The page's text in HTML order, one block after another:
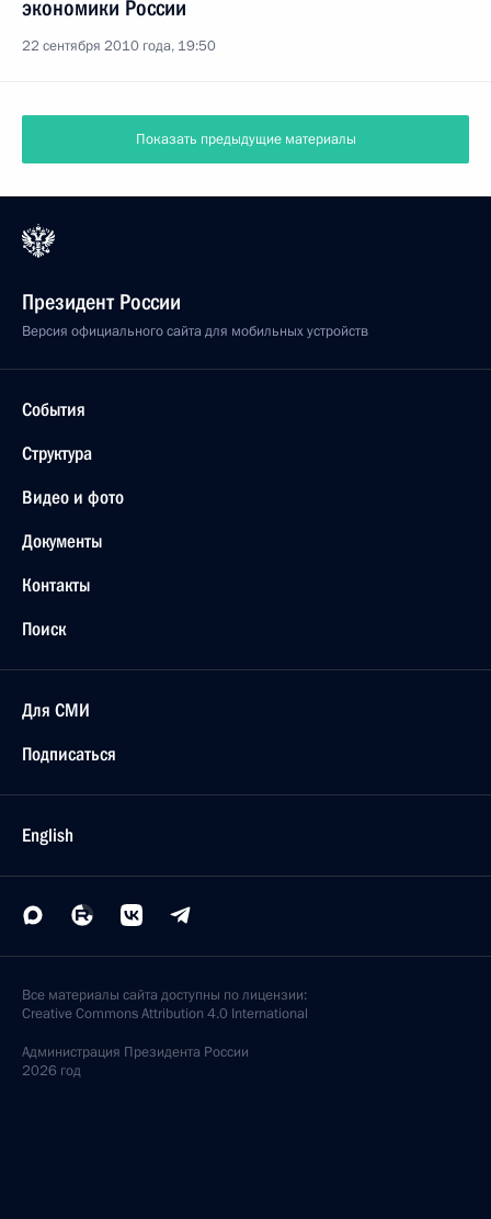
22 сентября 2010 года, 19:50
генератором инноваций
22 сентября 2010 года, 15:00
Московская область
Совещание контрольной группы при Комиссии
по вопросам реформирования и развития
государственной службы
21 сентября 2010 года, 14:00
9 сентября 2010 года, четверг
В Кремле состоялась церемония вручения
Москва, Кремль
7 сентября 2010 года, вторник
Совместное заседание Комиссии
по противодействию попыткам фальсификации
и Межведомственной комиссии по защите
государственной тайны
7 сентября 2010 года, 12:30
Утверждены новые составы Совета и президиума
Совета по науке, технологиям и образованию